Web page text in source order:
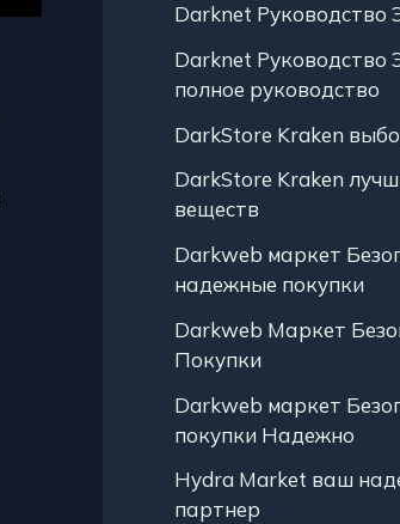
Darknet Руководство
Darknet Руководство
полное руководство
DarkStore Kraken
DarkStore Kraken
веществ
Darkweb маркет
надежные покупки
Darkweb Маркет
Покупки
Darkweb маркет
покупки Надежно
Hydra Market ваш
партнер